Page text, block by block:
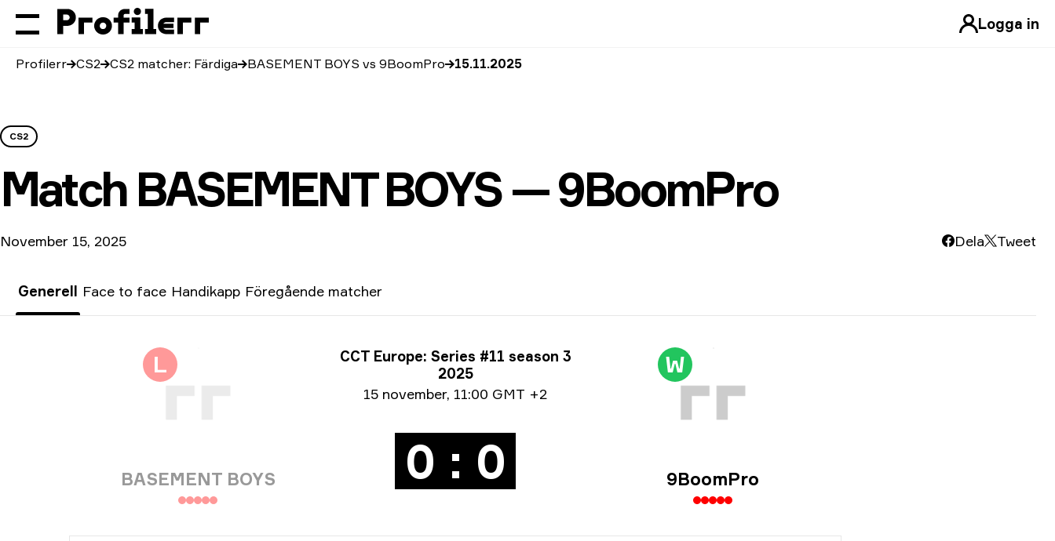
Logga in
Profilerr CS2 CS2 matcher: Färdiga BASEMENT BOYS vs 9BoomPro 15.11.2025
CS2
Match BASEMENT BOYS — 9BoomPro
November 15, 2025 Dela Tweet
Generell Face to face Handikapp Föregående matcher
Turneringsinfo
CCT Europe: Series #11 season 3
2025
Datum info
15 november, 11:00 GMT +2
L
BASEMENT BOYS 0 : 0
W
9BoomPro